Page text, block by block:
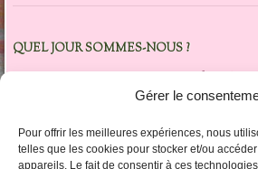
Gérer le
Pour offrir les meilleures expériences, nous
telles que les cookies pour stocker et/ou
appareils. Le fait de consentir à ces
QUEL JOUR SOMMES-NOUS ?
avril 2016
M J V
4
5 6 7 8
11
12 13 14